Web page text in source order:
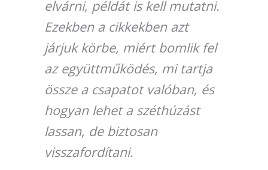
elvárni, példát is kell mutatni.
Ezekben a cikkekben azt
járjuk körbe, miért bomlik fel
az együttműködés, mi tartja
össze a csapatot valóban, és
hogyan lehet a széthúzást
lassan, de biztosan
visszafordítani.